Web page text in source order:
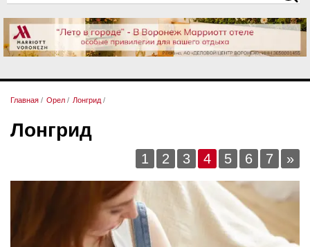
Главная / Орел / Лонгрид /
Лонгрид
1 2 3 4 5 6 7 »